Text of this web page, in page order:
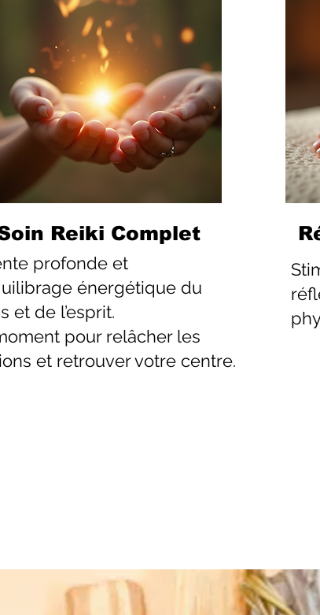
profonde et
énergétique du
et de l’esprit.
pour relâcher les
et retrouver votre centre.
Reiki Complet